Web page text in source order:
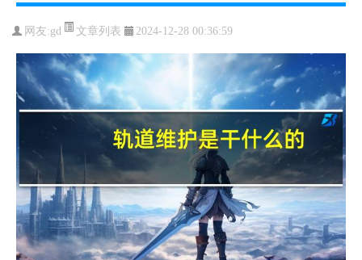
网友:gd 文章列表 2024-12-28 00:36:59